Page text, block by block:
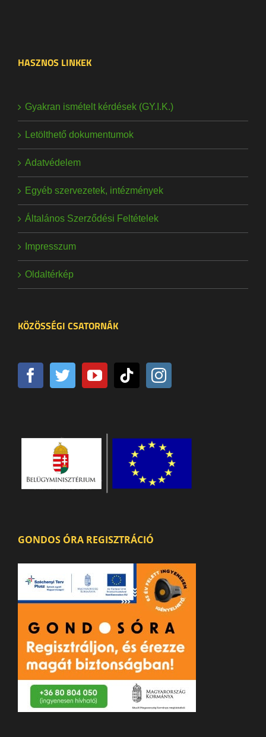
HASZNOS LINKEK
Gyakran ismételt kérdések (GY.I.K.)
Letölthető dokumentumok
Adatvédelem
Egyéb szervezetek, intézmények
Általános Szerződési Feltételek
Impresszum
Oldaltérkép
KÖZÖSSÉGI CSATORNÁK
GONDOS ÓRA REGISZTRÁCIÓ